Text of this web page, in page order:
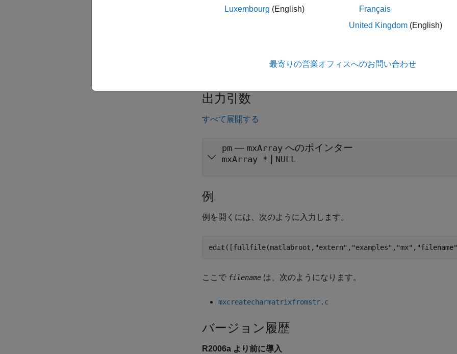
m — 文字列の数
const char **
出力引数
すべて展開する
pm — mxArray へのポインター
mxArray * NULL
例
例を開くには、次のように入力します。
edit([fullfile(matlabroot, "extern" , "examples" , "mx" , "filename"
ここで filename は、次のようになります。
mxcreatecharmatrixfromstr.c
バージョン履歴
R2006a より前に導入
Luxembourg (English)
Français
United Kingdom (English)
最寄りの営業オフィスへのお問い合わせ